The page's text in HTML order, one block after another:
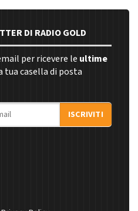
DI RADIO GOLD
per ricevere le ultime
casella di posta
ISCRIVITI